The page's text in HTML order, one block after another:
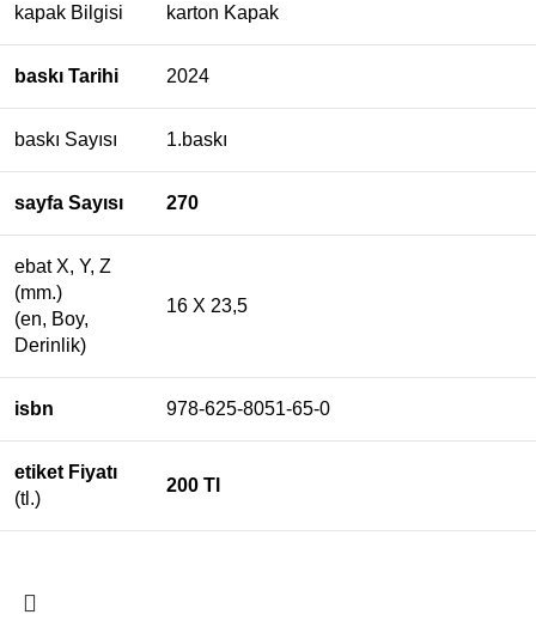
kapak Bilgisi karton Kapak
baskı Tarihi 2024
baskı Sayısı 1.baskı
sayfa Sayısı 270
ebat X, Y, Z
(mm.)
(en, Boy,
Derinlik)
16 X 23,5
isbn 978-625-8051-65-0
etiket Fiyatı
(tl.)
200 Tl